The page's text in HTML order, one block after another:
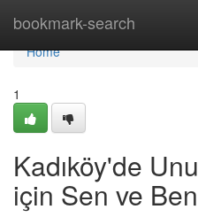
bookmark-search
Home
Home
1
Kadıköy'de
için Sen ve Ben